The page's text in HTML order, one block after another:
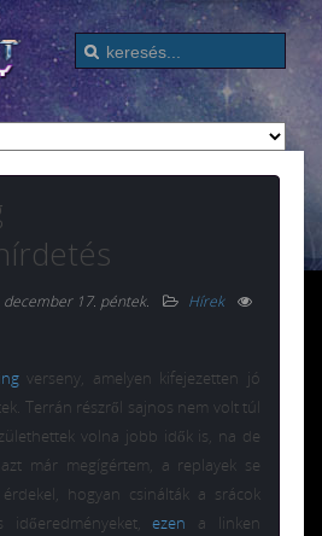
december 17. péntek.
Hírek
verseny, amelyen kifejezetten jó
Terrán részről sajnos nem volt túl
volna jobb idők is, na de
már megígértem, a replayek se
hogyan csinálták a srácok
időeredményeket,ezen a linken